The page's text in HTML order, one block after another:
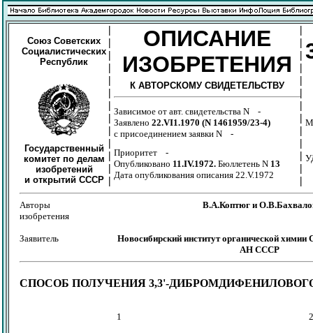
Союз Советских
Социалистических
Республик
|
|
|
|
|
|
|
|
|
|
|
|
|
ОПИСАНИЕ
ИЗОБРЕТЕНИЯ
|
|
|
|
|
|
|
|
|
|
|
|
|
К АВТОРСКОМУ СВИДЕТЕЛЬСТВУ
Зависимое от авт. свидетельства N -
Заявлено 22.VI1.1970 (N 1461959/23-4)
с присоединением заявки N -
Государственный
комитет по делам
изобретений
и открытий СССР
Приоритет -
Опубликовано 11.IV.1972. Бюллетень N 13
Дата опубликования описания 22.V.1972
Авторы
изобретения
В.А.Коптюг и
Заявитель
Новосибирский институт органической химии
АН СССР
СПОСОБ ПОЛУЧЕНИЯ 3,3'-
1 2